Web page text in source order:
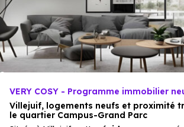
VERY COSY - Programme immobilier
Villejuif, logements neufs et proximité
le quartier Campus-Grand Parc